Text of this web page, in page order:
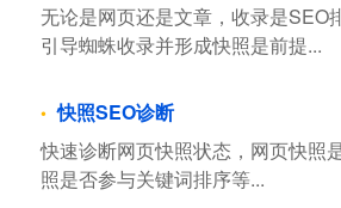
无论是网页还是文章，收录是SEO
引导蜘蛛收录并形成快照是前提...
快照SEO诊断
快速诊断网页快照状态，网页快照
照是否参与关键词排序等...